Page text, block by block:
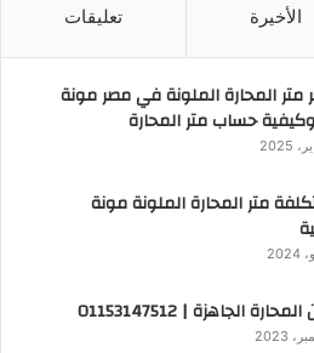
الأخيرة تعليقات
المحارة الملونة في مصر مونة
حساب متر المحارة
متر المحارة الملونة مونة
الجاهزة | 01153147512